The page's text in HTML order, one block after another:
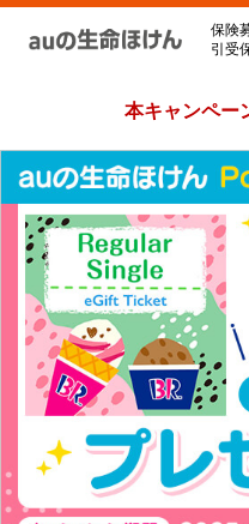
保険
引受
本キャンペー